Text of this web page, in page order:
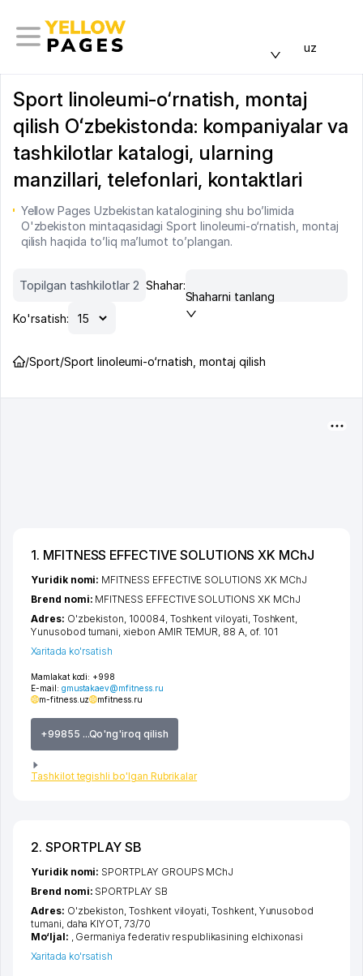
uz
Sport linoleumi-o‘rnatish, montaj
qilish Oʻzbekistonda: kompaniyalar va
tashkilotlar katalogi, ularning
manzillari, telefonlari, kontaktlari
Yellow Pages Uzbekistan katalogining shu bo’limida
O'zbekiston mintaqasidagi Sport linoleumi-o‘rnatish, montaj
qilish haqida to’liq ma’lumot to’plangan.
Topilgan tashkilotlar 2 Shahar:
Shaharni tanlang
Ko'rsatish:
/Sport/Sport linoleumi-o‘rnatish, montaj qilish
1. MFITNESS EFFECTIVE SOLUTIONS XK MChJ
Mamlakat kodi: +998
E-mail: gmustakaev@mfitness.ru
m-fitness.uz
mfitness.ru
+99855 ...Qo'ng'iroq qilish
Tashkilot tegishli bo'lgan Rubrikalar
Yuridik nomi: MFITNESS EFFECTIVE SOLUTIONS XK MChJ
Brend nomi: MFITNESS EFFECTIVE SOLUTIONS XK MChJ
Adres: O'zbekiston, 100084, Toshkent viloyati, Toshkent,
Yunusobod tumani,xiеbon AMIR TEMUR, 88 A, of. 101
Xaritada ko'rsatish
2. SPORTPLAY SB
Yuridik nomi: SPORTPLAY GROUPS MChJ
Brend nomi: SPORTPLAY SB
Adres: O'zbekiston,Toshkent viloyati,Toshkent, Yunusobod
tumani, daha KIYOT, 73/70
Mo‘ljal: , Germaniya federativ respublikasining elchixonasi
Xaritada ko'rsatish